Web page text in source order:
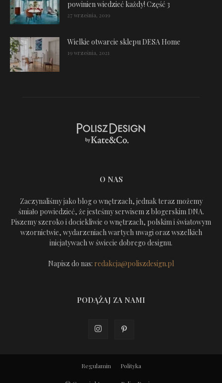
powinien wiedzieć każdy! Część 3
27 września, 2019
Wielkie otwarcie sklepu DESA Home
19 września, 2021
O NAS
Zaczynaliśmy jako blog o wnętrzach, jednak teraz możemy
śmiało powiedzieć, że jesteśmy serwisem z blogerskim DNA.
Piszemy szeroko i dociekliwie o wnętrzach, polskim i światowym
wzornictwie, wydarzeniach wartych uwagi oraz wszelkich
inicjatywach w świecie dobrego designu.
Napisz do nas: redakcja@poliszdesign.pl
PODĄŻAJ ZA NAMI
Regulamin Polityka